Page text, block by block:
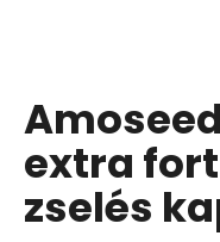
extra
zselés
APPLE
IPAD
(2022)
64
GB
WI-